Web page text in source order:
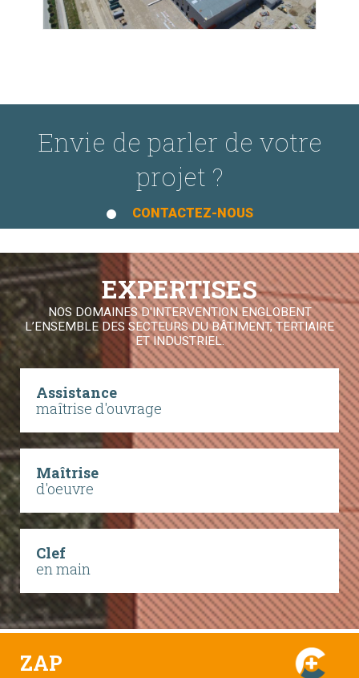
Envie de parler de votre
projet ?
CONTACTEZ-NOUS
EXPERTISES
NOS DOMAINES D'INTERVENTION ENGLOBENT
L’ENSEMBLE DES SECTEURS DU BÂTIMENT, TERTIAIRE
ET INDUSTRIEL.
Assistance
maîtrise d'ouvrage
Maîtrise
d'oeuvre
Clef
en main
ZAP